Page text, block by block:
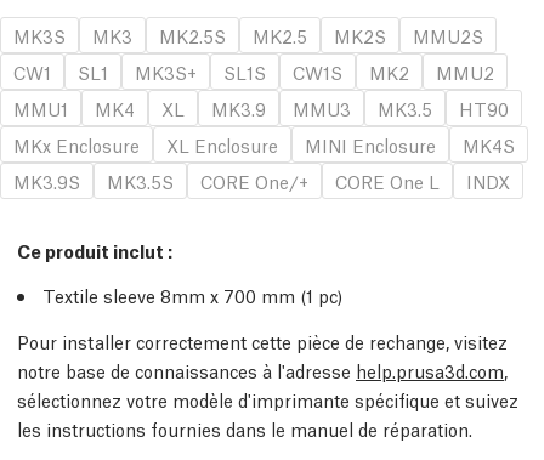
MK3S
MK3 MK2.5S MK2.5 MK2S
MMU2S
CW1
SL1 MK3S+ SL1S CW1S MK2
MMU2
MMU1
MK4 XL MK3.9 MMU3 MK3.5
HT90
MKx Enclosure
XL Enclosure MINI Enclosure
MK4S
MK3.9S
MK3.5S CORE One/+ CORE One L INDX
Ce produit inclut :
Textile sleeve 8mm x 700 mm (1 pc)
Pour installer correctement cette pièce de rechange, visitez
notre base de connaissances à l'adresse help.prusa3d.com,
sélectionnez votre modèle d'imprimante spécifique et suivez
les instructions fournies dans le manuel de réparation.